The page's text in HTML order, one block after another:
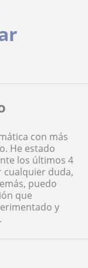
con más
He estado
los últimos 4
cualquier duda,
puedo
que
y